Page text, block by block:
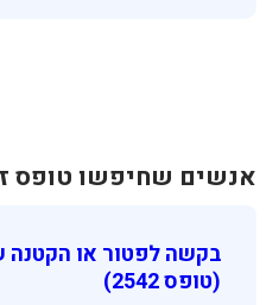
אנשים שחיפשו טופס
בקשה לפטור או הקטנה
(טופס 2542)